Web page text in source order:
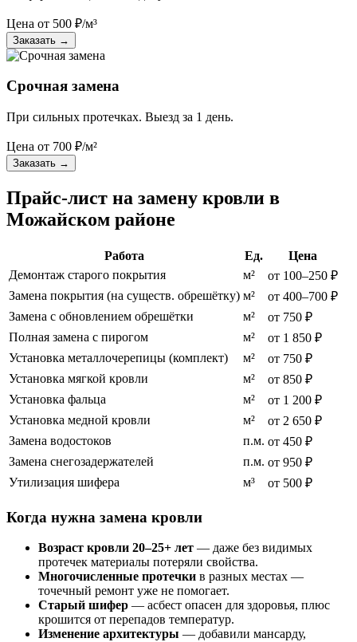
Цена от 500 ₽/м³
Заказать →
Срочная замена
При сильных протечках. Выезд за 1 день.
Цена от 700 ₽/м²
Заказать →
Прайс-лист на замену кровли в
Можайском районе
Работа Ед.
Цена
Демонтаж старого покрытия
м²
от 100–250 ₽
Замена покрытия (на существ. обрешётку) м²
от 400–700 ₽
Замена с обновлением обрешётки
м²
от 750 ₽
Полная замена с пирогом
м²
от 1 850 ₽
Установка металлочерепицы (комплект)
м²
от 750 ₽
Установка мягкой кровли
м²
от 850 ₽
Установка фальца
м²
от 1 200 ₽
Установка медной кровли
м²
от 2 650 ₽
Замена водостоков
п.м. от 450 ₽
Замена снегозадержателей
п.м. от 950 ₽
Утилизация шифера
м³ от 500 ₽
Когда нужна замена кровли
Возраст кровли 20–25+ лет — даже без видимых
протечек материалы потеряли свойства.
Многочисленные протечки в разных местах —
точечный ремонт уже не помогает.
Старый шифер — асбест опасен для здоровья, плюс
крошится от перепадов температур.
Изменение архитектуры — добавили мансарду,